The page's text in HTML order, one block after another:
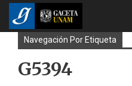
Navegación Por Etiqueta
G5394